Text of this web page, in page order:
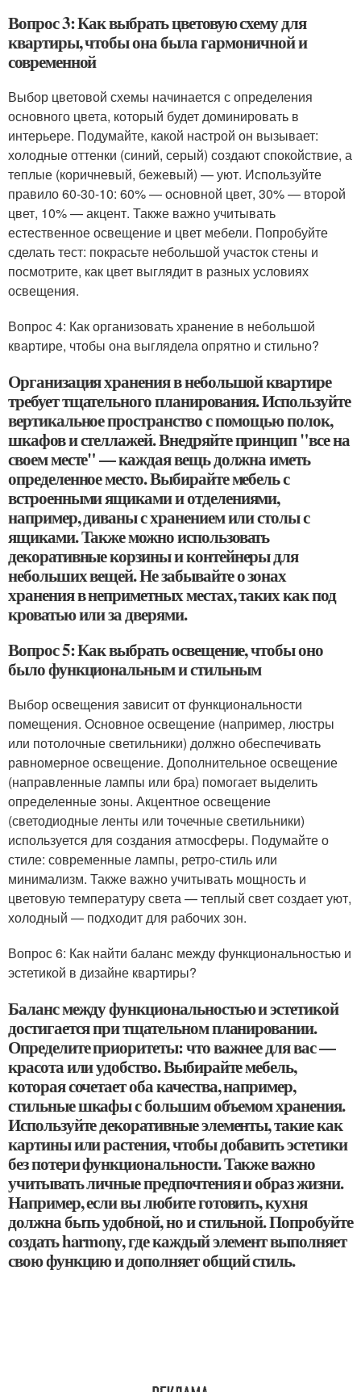
Вопрос 3: Как выбрать цветовую схему для
квартиры, чтобы она была гармоничной и
современной
Выбор цветовой схемы начинается с определения
основного цвета, который будет доминировать в
интерьере. Подумайте, какой настрой он вызывает:
холодные оттенки (синий, серый) создают спокойствие, а
теплые (коричневый, бежевый) — уют. Используйте
правило 60-30-10: 60% — основной цвет, 30% — второй
цвет, 10% — акцент. Также важно учитывать
естественное освещение и цвет мебели. Попробуйте
сделать тест: покрасьте небольшой участок стены и
посмотрите, как цвет выглядит в разных условиях
освещения.
Вопрос 4: Как организовать хранение в небольшой
квартире, чтобы она выглядела опрятно и стильно?
Организация хранения в небольшой квартире
требует тщательного планирования. Используйте
вертикальное пространство с помощью полок,
шкафов и стеллажей. Внедряйте принцип "все на
своем месте" — каждая вещь должна иметь
определенное место. Выбирайте мебель с
встроенными ящиками и отделениями,
например, диваны с хранением или столы с
ящиками. Также можно использовать
декоративные корзины и контейнеры для
небольших вещей. Не забывайте о зонах
хранения в неприметных местах, таких как под
кроватью или за дверями.
Вопрос 5: Как выбрать освещение, чтобы оно
было функциональным и стильным
Выбор освещения зависит от функциональности
помещения. Основное освещение (например, люстры
или потолочные светильники) должно обеспечивать
равномерное освещение. Дополнительное освещение
(направленные лампы или бра) помогает выделить
определенные зоны. Акцентное освещение
(светодиодные ленты или точечные светильники)
используется для создания атмосферы. Подумайте о
стиле: современные лампы, ретро-стиль или
минимализм. Также важно учитывать мощность и
цветовую температуру света — теплый свет создает уют,
холодный — подходит для рабочих зон.
Вопрос 6: Как найти баланс между функциональностью и
эстетикой в дизайне квартиры?
Баланс между функциональностью и эстетикой
достигается при тщательном планировании.
Определите приоритеты: что важнее для вас —
красота или удобство. Выбирайте мебель,
которая сочетает оба качества, например,
стильные шкафы с большим объемом хранения.
Используйте декоративные элементы, такие как
картины или растения, чтобы добавить эстетики
без потери функциональности. Также важно
учитывать личные предпочтения и образ жизни.
Например, если вы любите готовить, кухня
должна быть удобной, но и стильной. Попробуйте
создать harmony, где каждый элемент выполняет
свою функцию и дополняет общий стиль.